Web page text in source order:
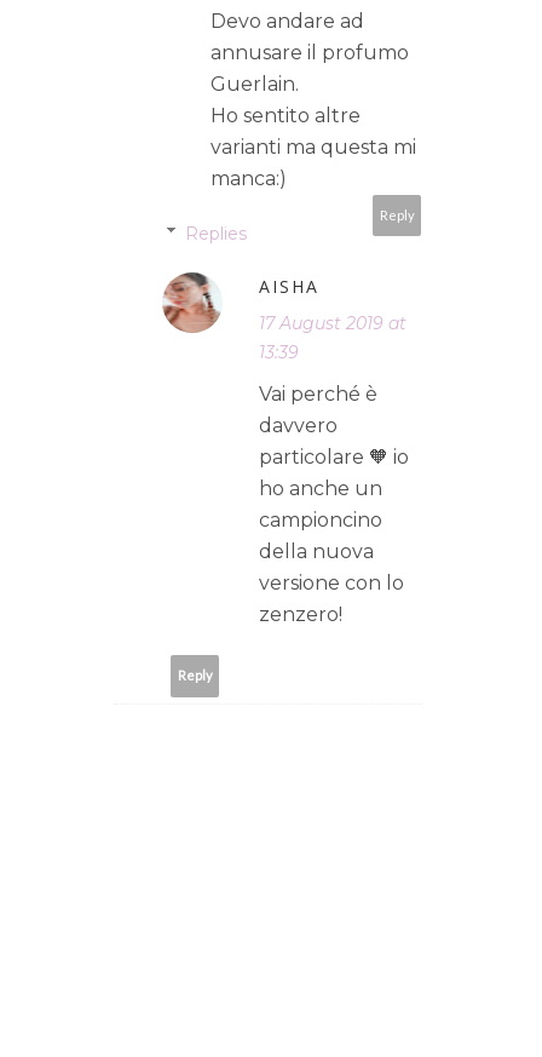
Devo andare ad
annusare il profumo
Guerlain.
Ho sentito altre
varianti ma questa mi
manca:)
Reply
Replies
AISHA
17 August 2019 at
13:39
Vai perché è
davvero
particolare 🧡 io
ho anche un
campioncino
della nuova
versione con lo
zenzero!
Reply